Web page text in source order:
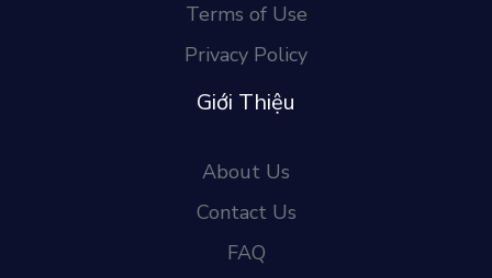
Terms of Use
Privacy Policy
Giới Thiệu
About Us
Contact Us
FAQ